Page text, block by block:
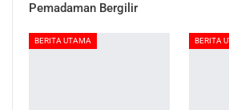
Pemadaman Bergilir
BERITA UTAMA BERITA